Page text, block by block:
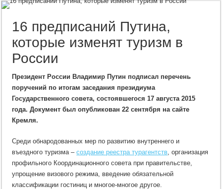
16 предписаний Путина,
которые изменят туризм в
России
Президент России Владимир Путин подписал перечень
поручений по итогам заседания президиума
Государственного совета, состоявшегося 17 августа 2015
года. Документ был опубликован 22 сентября на сайте
Кремля.
Среди обнародованных мер по развитию внутреннего и
въездного туризма –создание реестра турагентств, организация
профильного Координационного совета при правительстве,
упрощение визового режима, введение обязательной
классификации гостиниц и многое-многое другое.